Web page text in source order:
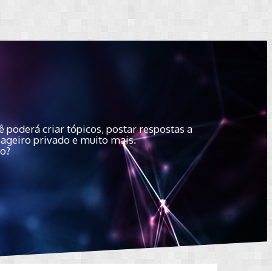
poderá criar tópicos, postar respostas a
privado e muito mais.